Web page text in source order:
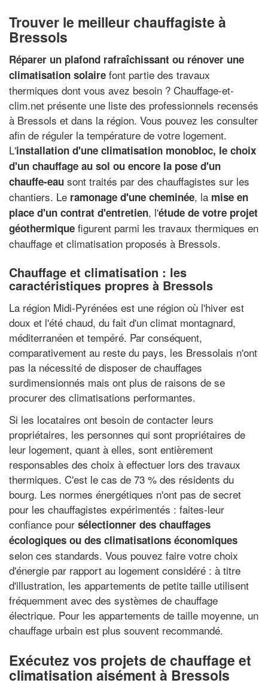
Trouver le meilleur chauffagiste à
Bressols
Réparer un plafond rafraîchissant ou rénover une
climatisation solaire font partie des travaux
thermiques dont vous avez besoin ? Chauffage-et-
clim.net présente une liste des professionnels recensés
à Bressols et dans la région. Vous pouvez les consulter
afin de réguler la température de votre logement.
L'installation d'une climatisation monobloc, le choix
d'un chauffage au sol ou encore la pose d'un
chauffe-eau sont traités par des chauffagistes sur les
chantiers. Le ramonage d'une cheminée, la mise en
place d'un contrat d'entretien, l'étude de votre projet
géothermique figurent parmi les travaux thermiques en
chauffage et climatisation proposés à Bressols.
Chauffage et climatisation : les
caractéristiques propres à Bressols
La région Midi-Pyrénées est une région où l'hiver est
doux et l'été chaud, du fait d'un climat montagnard,
méditerranéen et tempéré. Par conséquent,
comparativement au reste du pays, les Bressolais n'ont
pas la nécessité de disposer de chauffages
surdimensionnés mais ont plus de raisons de se
procurer des climatisations performantes.
Si les locataires ont besoin de contacter leurs
propriétaires, les personnes qui sont propriétaires de
leur logement, quant à elles, sont entièrement
responsables des choix à effectuer lors des travaux
thermiques. C'est le cas de 73 % des résidents du
bourg. Les normes énergétiques n'ont pas de secret
pour les chauffagistes expérimentés : faites-leur
confiance pour sélectionner des chauffages
écologiques ou des climatisations économiques
selon ces standards. Vous pouvez faire votre choix
d'énergie par rapport au logement considéré : à titre
d'illustration, les appartements de petite taille utilisent
fréquemment avec des systèmes de chauffage
électrique. Pour les appartements de taille moyenne, un
chauffage urbain est plus souvent recommandé.
Exécutez vos projets de chauffage et
climatisation aisément à Bressols